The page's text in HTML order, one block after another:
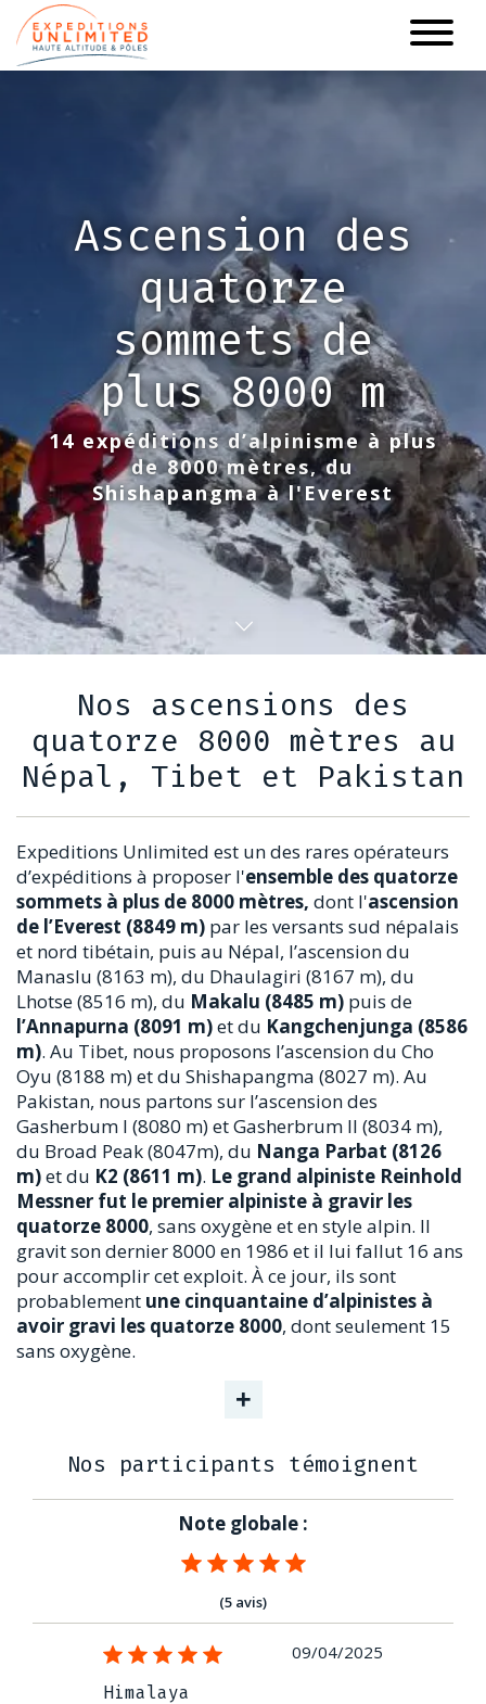
Aller
au
contenu
Ascension des
quatorze
sommets de
plus 8000 m
14 expéditions d’alpinisme à plus
de 8000 mètres, du
Shishapangma à l'Everest
Nos ascensions des
quatorze 8000 mètres au
Népal, Tibet et Pakistan
Expeditions Unlimited est un des rares opérateurs
d’expéditions à proposer l'ensemble des quatorze
sommets à plus de 8000 mètres, dont l'ascension
de l’Everest (8849 m) par les versants sud népalais
et nord tibétain, puis au Népal, l’ascension du
Manaslu (8163 m), du Dhaulagiri (8167 m), du
Lhotse (8516 m), du Makalu (8485 m) puis de
l’Annapurna (8091 m)et du Kangchenjunga (8586
m). Au Tibet, nous proposons l’ascension du Cho
Oyu (8188 m) et du Shishapangma (8027 m). Au
Pakistan, nous partons sur l’ascension des
Gasherbum I (8080 m) et Gasherbrum II (8034 m),
du Broad Peak (8047m), du Nanga Parbat (8126
m)et du K2 (8611 m). Le grand alpiniste Reinhold
Messner fut le premier alpiniste à gravir les
quatorze 8000, sans oxygène et en style alpin. Il
gravit son dernier 8000 en 1986 et il lui fallut 16 ans
pour accomplir cet exploit. À ce jour, ils sont
probablement une cinquantaine d’alpinistes à
avoir gravi les quatorze 8000, dont seulement 15
sans oxygène.
+
Nos participants témoignent
Note globale :
(5 avis)
09/04/2025
Himalaya